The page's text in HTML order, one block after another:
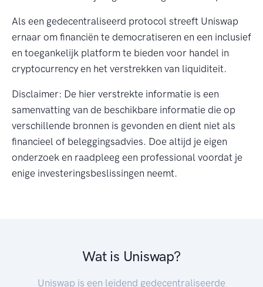
Als een gedecentraliseerd protocol streeft Uniswap
ernaar om financiën te democratiseren en een inclusief
en toegankelijk platform te bieden voor handel in
cryptocurrency en het verstrekken van liquiditeit.
Disclaimer: De hier verstrekte informatie is een
samenvatting van de beschikbare informatie die op
verschillende bronnen is gevonden en dient niet als
financieel of beleggingsadvies. Doe altijd je eigen
onderzoek en raadpleeg een professional voordat je
enige investeringsbeslissingen neemt.
Wat is Uniswap?
Uniswap is een leidend gedecentraliseerde